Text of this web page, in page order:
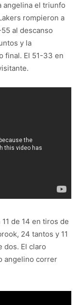
angelina el triunfo
rompieron a
al descanso
y la
final. El 51-33 en
de 14 en tiros de
24 tantos y 11
dos. El claro
angelino correr